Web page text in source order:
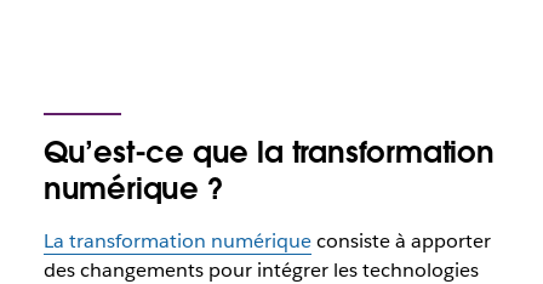
Qu’est-ce que la transformation
numérique ?
La transformation numériqueconsiste à apporter
des changements pour intégrer les technologies